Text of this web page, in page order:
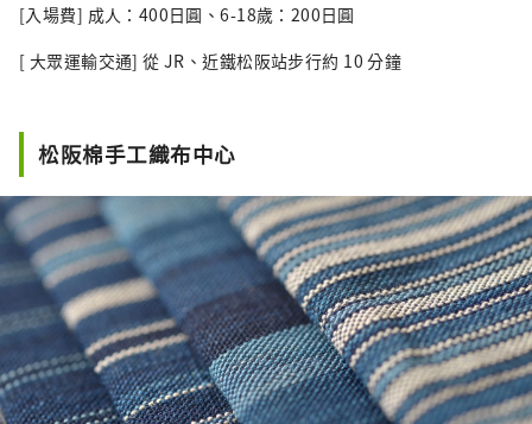
[入場費] 成人：400日圓、6-18歲：200日圓
[ 大眾運輸交通] 從 JR、近鐵松阪站步行約 10 分鐘
松阪棉手工織布中心